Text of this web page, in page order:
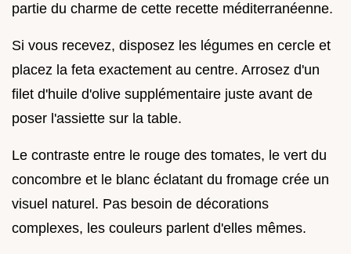
partie du charme de cette recette méditerranéenne.
Si vous recevez, disposez les légumes en cercle et
placez la feta exactement au centre. Arrosez d'un
filet d'huile d'olive supplémentaire juste avant de
poser l'assiette sur la table.
Le contraste entre le rouge des tomates, le vert du
concombre et le blanc éclatant du fromage crée un
visuel naturel. Pas besoin de décorations
complexes, les couleurs parlent d'elles mêmes.